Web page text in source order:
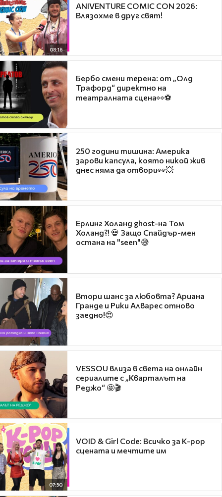
08:16
ANIVENTURE COMIC CON 2026:
Влязохме в друг свят!
Бербо смени терена: от „Олд
Трафорд“ директно на
театралната сцена👀⚽
250 години тишина: Америка
зарови капсула, която никой жив
днес няма да отвори👀💥
Ерлинг Холанд ghost-на Том
Холанд?! 💀 Защо Спайдър-мен
остана на "seen"😅
Втори шанс за любовта? Ариана
Гранде и Рики Алварес отново
заедно!😍
VESSOU влиза в света на онлайн
сериалите с „Кварталът на
Реджо“ 🤩🎬
07:50
VOID & Girl Code: Всичко за K-pop
сцената и мечтите им